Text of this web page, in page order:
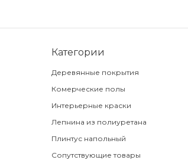
Категории
Деревянные покрытия
Комерческие полы
Интерьерные краски
Лепнина из полиуретана
Плинтус напольный
Сопутствующие товары